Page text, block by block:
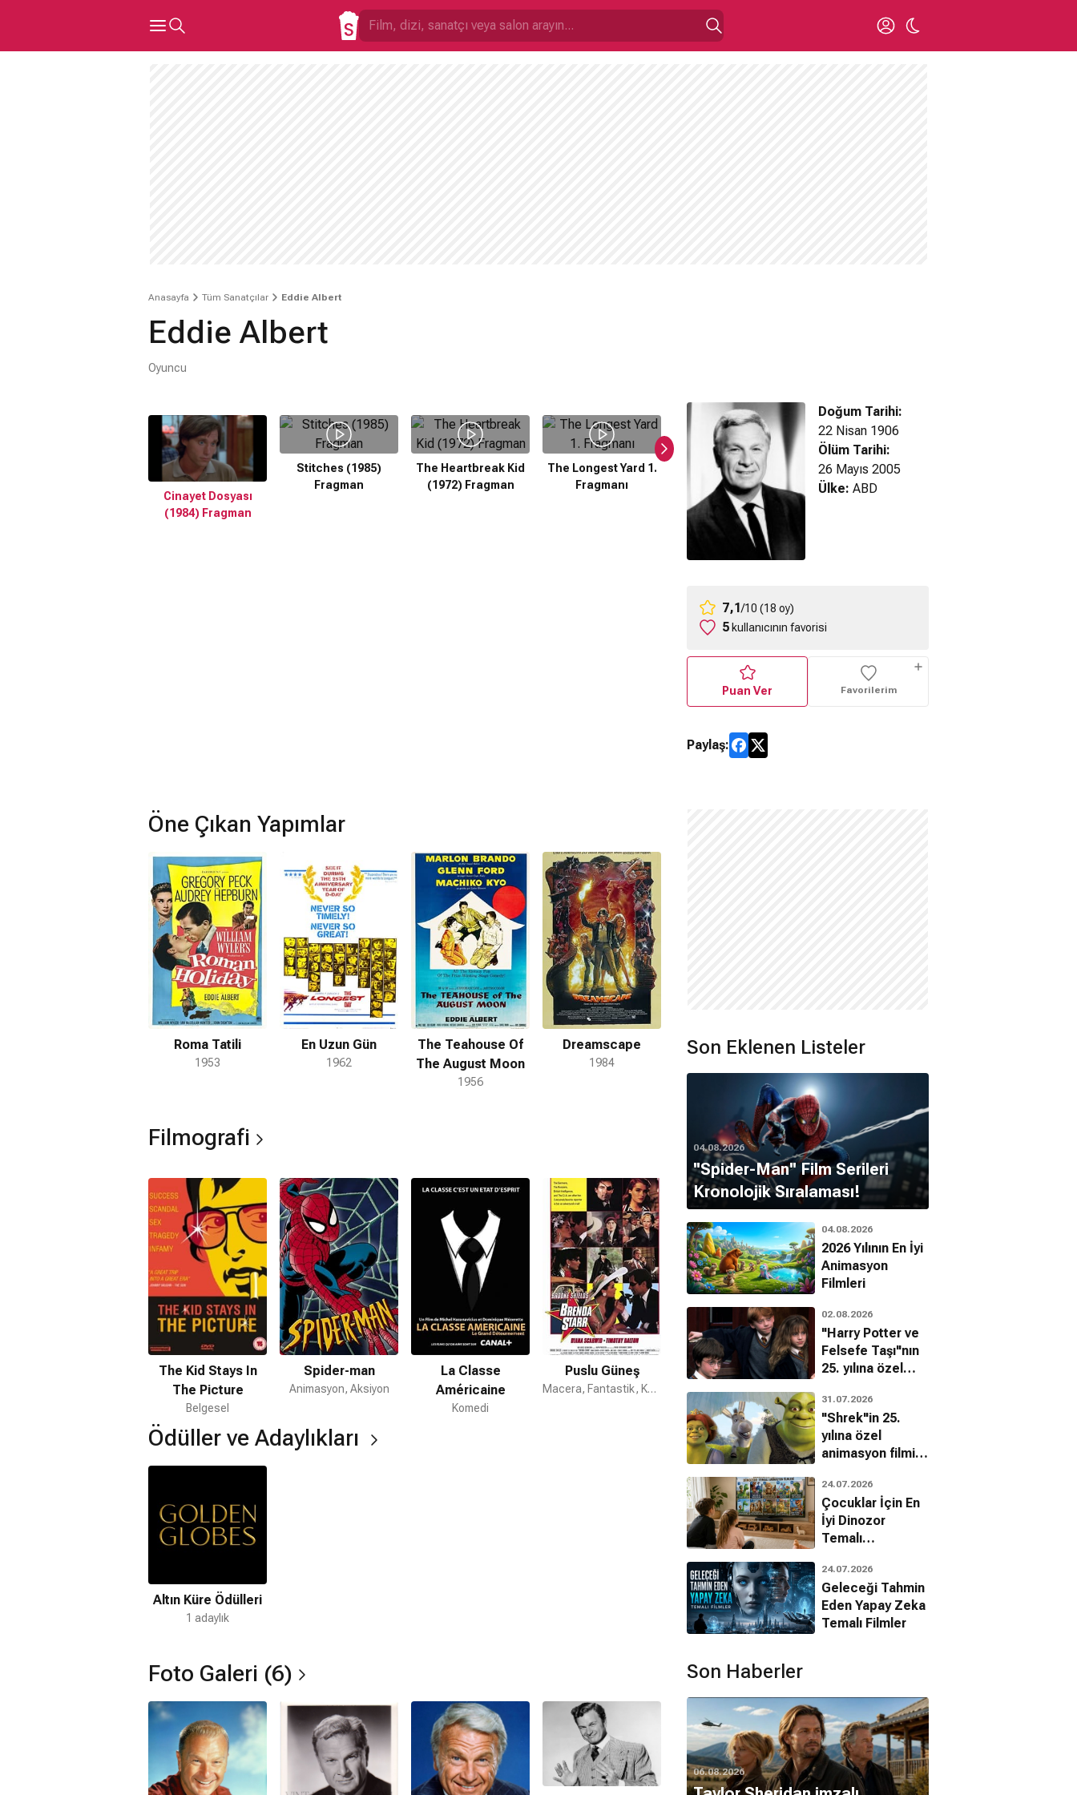
Anasayfa Tüm Sanatçılar Eddie Albert
Eddie Albert
Oyuncu
Cinayet Dosyası
(1984) Fragman
Stitches (1985)
Fragman
The Heartbreak Kid
(1972) Fragman
The Longest Yard 1.
Fragmanı
The Gun Runners
(1958) Fragman
Four Wives (1939)
Fragman
Doğum Tarihi:
22 Nisan 1906
Ölüm Tarihi:
26 Mayıs 2005
Ülke: ABD
7,1/10 (18 oy)
5 kullanıcının favorisi
Puan Ver Favorilerim
Paylaş:
Öne Çıkan Yapımlar
Roma Tatili
1953
En Uzun Gün
1962
The Teahouse Of
The August Moon
1956
Dreamscape
1984
Filmografi
The Kid Stays In
The Picture
Belgesel
Spider-man
Animasyon, Aksiyon
La Classe
Américaine
Komedi
Puslu Güneş
Macera, Fantastik, Komedi
Ödüller ve Adaylıkları
Altın Küre Ödülleri
1 adaylık
Foto Galeri (6)
Son Eklenen Listeler
04.08.2026
''Spider-Man'' Film Serileri
Kronolojik Sıralaması!
04.08.2026
2026 Yılının En İyi
Animasyon
Filmleri
02.08.2026
"Harry Potter ve
Felsefe Taşı"nın
25. yılına özel
bilinmeyenleri!
31.07.2026
"Shrek"in 25.
yılına özel
animasyon filmin
24.07.2026
Çocuklar İçin En
İyi Dinozor
Temalı
Filmleri
24.07.2026
Geleceği Tahmin
Eden Yapay Zeka
Temalı Filmler
Son Haberler
06.08.2026